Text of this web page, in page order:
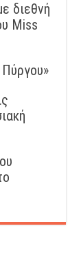
διεθνή
Miss